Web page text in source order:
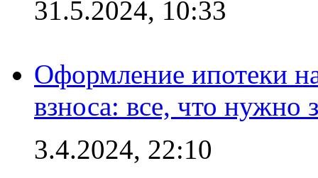
31.5.2024, 10:33
Оформление ипотеки
взноса: все, что нужно
3.4.2024, 22:10